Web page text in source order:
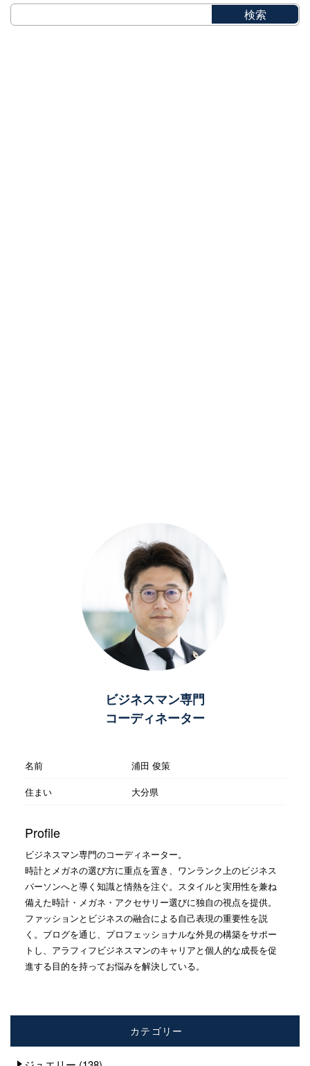
ビジネスマン専門
コーディネーター
名前
浦田 俊策
住まい
大分県
Profile
ビジネスマン専門のコーディネーター。
時計とメガネの選び方に重点を置き、ワンランク上のビジネス
パーソンへと導く知識と情熱を注ぐ。スタイルと実用性を兼ね
備えた時計・メガネ・アクセサリー選びに独自の視点を提供。
ファッションとビジネスの融合による自己表現の重要性を説
く。ブログを通じ、プロフェッショナルな外見の構築をサポー
トし、アラフィフビジネスマンのキャリアと個人的な成長を促
進する目的を持ってお悩みを解決している。
カテゴリー